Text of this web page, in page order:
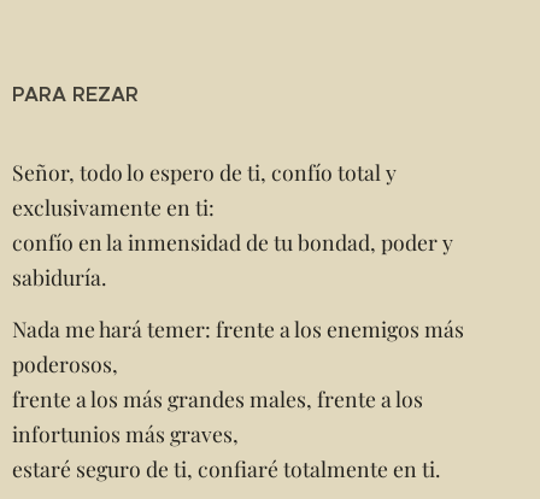
PARA REZAR
Señor, todo lo espero de ti, confío total y
exclusivamente en ti:
confío en la inmensidad de tu bondad, poder y
sabiduría.
Nada me hará temer: frente a los enemigos más
poderosos,
frente a los más grandes males, frente a los
infortunios más graves,
estaré seguro de ti, confiaré totalmente en ti.